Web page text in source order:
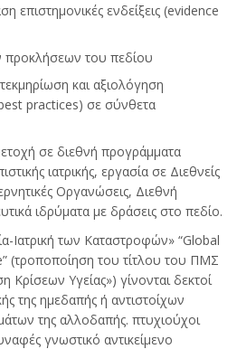
επιστημονικές ενδείξεις (evidence
προκλήσεων του πεδίου
και αξιολόγηση
practices) σε σύνθετα
σε διεθνή προγράμματα
ιατρικής, εργασία σε Διεθνείς
Οργανώσεις, Διεθνή
ιδρύματα με δράσεις στο πεδίο.
Ιατρική των Καταστροφών» “Global
(τροποποίηση του τίτλου του ΠΜΣ
Κρίσεων Υγείας») γίνονται δεκτοί
της ημεδαπής ή αντιστοίχων
της αλλοδαπής. πτυχιούχοι
γνωστικό αντικείμενο